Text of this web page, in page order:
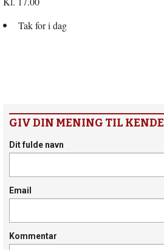
Tak for i dag
GIV DIN MENING TIL KENDE
Dit fulde navn
Email
Kommentar